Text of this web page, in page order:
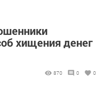
хищения денег
870 0 0